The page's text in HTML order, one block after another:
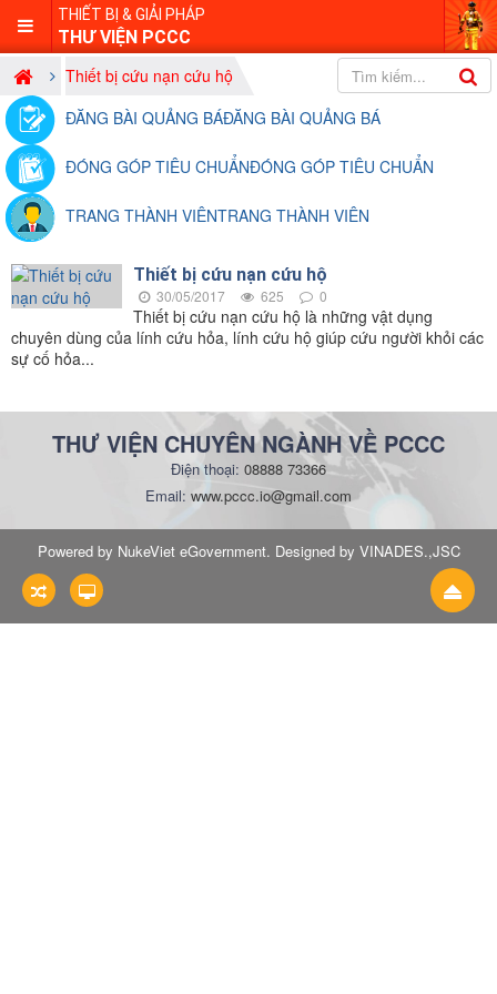
THIẾT BỊ & GIẢI PHÁP
THƯ VIỆN PCCC
Thiết bị cứu nạn cứu hộ
ĐĂNG BÀI QUẢNG BÁĐĂNG BÀI QUẢNG BÁ
ĐÓNG GÓP TIÊU CHUẨNĐÓNG GÓP TIÊU CHUẨN
TRANG THÀNH VIÊNTRANG THÀNH VIÊN
Thiết bị cứu nạn cứu hộ
30/05/2017 625 0
Thiết bị cứu nạn cứu hộ là những vật dụng
chuyên dùng của lính cứu hỏa, lính cứu hộ giúp cứu người khỏi các
sự cố hỏa...
THƯ VIỆN CHUYÊN NGÀNH VỀ PCCC
Điện thoại: 08888 73366
Email: www.pccc.io@gmail.com
Powered by NukeViet eGovernment. Designed by VINADES.,JSC